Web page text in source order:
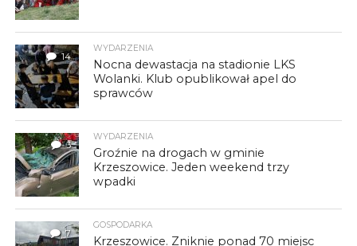
14
WYDARZENIA
Nocna dewastacja na stadionie LKS
Wolanki. Klub opublikował apel do
sprawców
3
WYDARZENIA
Groźnie na drogach w gminie
Krzeszowice. Jeden weekend trzy
wpadki
7
GOSPODARKA
Krzeszowice. Zniknie ponad 70 miejsc